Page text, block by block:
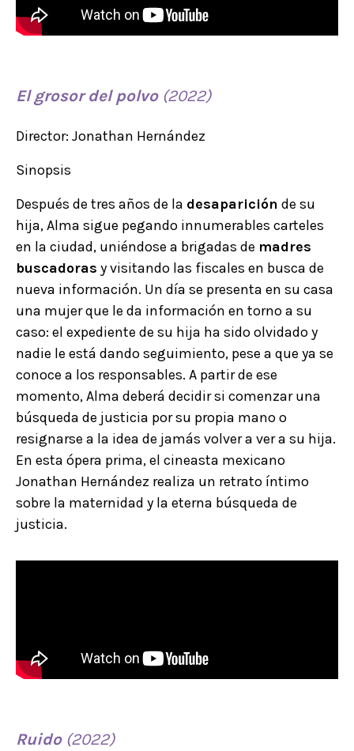
El grosor del polvo(2022)
Director: Jonathan Hernández
Sinopsis
Después de tres años de la desaparición de su
hija, Alma sigue pegando innumerables carteles
en la ciudad, uniéndose a brigadas de madres
buscadoras y visitando las fiscales en busca de
nueva información. Un día se presenta en su casa
una mujer que le da información en torno a su
caso: el expediente de su hija ha sido olvidado y
nadie le está dando seguimiento, pese a que ya se
conoce a los responsables. A partir de ese
momento, Alma deberá decidir si comenzar una
búsqueda de justicia por su propia mano o
resignarse a la idea de jamás volver a ver a su hija.
En esta ópera prima, el cineasta mexicano
Jonathan Hernández realiza un retrato íntimo
sobre la maternidad y la eterna búsqueda de
justicia.
Ruido (2022)